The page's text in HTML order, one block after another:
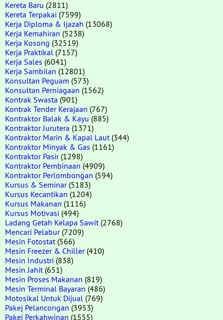
Kereta Baru (2811)
Kereta Terpakai (7599)
Kerja Diploma & Ijazah (13068)
Kerja Kemahiran (5238)
Kerja Kosong (32519)
Kerja Praktikal (7157)
Kerja Sales (6041)
Kerja Sambilan (12801)
Konsultan Peguam (573)
Konsultan Perniagaan (1562)
Kontrak Swasta (901)
Kontrak Tender Kerajaan (767)
Kontraktor Balak & Kayu (885)
Kontraktor Jurutera (1371)
Kontraktor Marin & Kapal Laut (344)
Kontraktor Minyak & Gas (1161)
Kontraktor Pasir(1298)
Kontraktor Pembinaan (4909)
Kontraktor Perlombongan (594)
Kursus & Seminar(5183)
Kursus Kecantikan (1204)
Kursus Makanan (1116)
Kursus Motivasi (494)
Ladang Getah Kelapa Sawit (2768)
Mencari Pelabur(7209)
Mesin Fotostat (566)
Mesin Freezer & Chiller(410)
Mesin Industri (838)
Mesin Jahit (651)
Mesin Proses Makanan (819)
Mesin Terminal Bayaran (486)
Motosikal Untuk Dijual (769)
Pakej Pelancongan (3953)
Pakej Perkahwinan (1555)